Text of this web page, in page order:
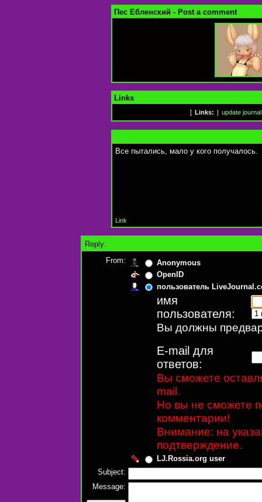
Пес Ебленский - Post a comment
Links
[ Links: update journal
Все пытались, мало у кого получалось.
Link
Reply:
From:
Anonymous
OpenID
пользователь
имя
пользователя:
Вы должны
E-mail для
ответов:
Вы сможете
mail.
Но вы не сможете
комментарии!
Внимание: на
подтверждение.
LJ.Rossia.org user
Subject:
Message: